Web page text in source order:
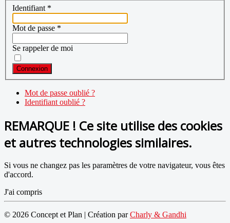
Identifiant *
Mot de passe *
Se rappeler de moi
Connexion
Mot de passe oublié ?
Identifiant oublié ?
REMARQUE ! Ce site utilise des cookies
et autres technologies similaires.
Si vous ne changez pas les paramètres de votre navigateur, vous êtes
d'accord.
J'ai compris
© 2026 Concept et Plan | Création parCharly & Gandhi